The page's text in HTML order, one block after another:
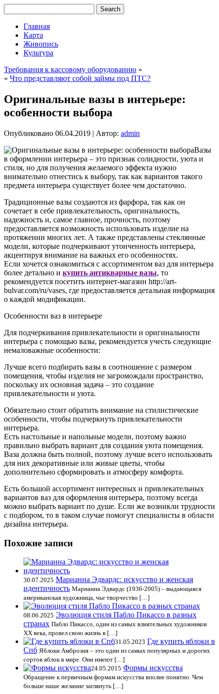
Главная
Карта
Живопись
Культура
Требования к кассовому оборудованию »
« Что представляют собой займы под ПТС?
Оригинальные вазы в интерьере:
особенности выбора
Опубликовано 06.04.2019 | Автор: admin
Вазы
в оформлении интерьера – это признак солидности, уюта и
стиля, но для получения желаемого эффекта нужно
внимательно отнестись к выбору, так как вариантов такого
предмета интерьера существует более чем достаточно.
Традиционные вазы создаются из фарфора, так как он
сочетает в себе привлекательность, оригинальность,
надежность и, самое главное, прочность, поэтому
предоставляется возможность использовать изделие на
протяжении многих лет. А также представлены стеклянные
модели, которые подчеркивают утонченность интерьера,
акцентируя внимание на важных его особенностях.
Если хочется ознакомиться с ассортиментом ваз для интерьера
более детально и купить антикварные вазы, то
рекомендуется посетить интернет-магазин http://art-
bulvar.com/ru/vases, где предоставляется детальная информация
о каждой модификации.
Особенности ваз в интерьере
Для подчеркивания привлекательности и оригинальности
интерьера с помощью вазы, рекомендуется учесть следующие
немаловажные особенности:
Лучше всего подбирать вазы в соотношение с размером
помещения, чтобы изделия не загромождали пространство,
поскольку их основная задача – это создание
привлекательности и уюта.
Обязательно стоит обратить внимание на стилистические
особенности, чтобы подчеркнуть привлекательности
интерьера.
Есть настольные и напольные модели, поэтому важно
правильно выбрать вариант для создания уюта помещения.
Ваза должна быть полной, поэтому лучше всего использовать
для них декоративные или живые цветы, чтобы
дополнительно сформировать и атмосферу комфорта.
Есть большой ассортимент интересных и привлекательных
вариантов ваз для оформления интерьера, поэтому всегда
можно выбрать вариант по душе. Если же возникли трудности
с подбором, то в таком случае помогут специалисты в области
дизайна интерьера.
Похожие записи
30.07.2025 Марианна Эдвардс: искусство и женская
идентичность Марианна Эдвардс (1936-2005) – выдающаяся
американская художница, чье творчество […]
08.06.2025 Эволюция стиля Пабло Пикассо в разных
странах Пабло Пикассо, один из самых влиятельных художников
XX века, провел свою жизнь в […]
31.05.2023 Где купить яблоки в
Спб Яблоки Амброзия – это один из самых популярных и дорогих
сортов яблок в мире. Они имеют […]
24.05.2015 Формы искусства
Обращение к первичным формам искусства вполне понятно. Чем
больше наше желание заглянуть […]